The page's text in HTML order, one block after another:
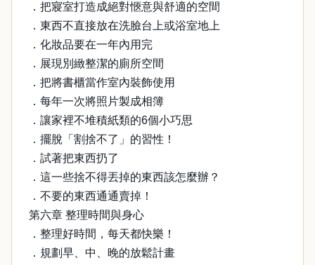
．把寢室打造成絕對愜意與舒適的空間
．東西不直接放在洗臉台上或浴室地上
．化妝品要在一年內用完
．展現別緻整潔的廁所空間
．把將書櫃當作室內裝飾使用
．每年一次將照片製成相簿
．讓家裡不堆積紙類的6個小巧思
．擺脫「割捨不了」的習性！
．試著把東西扔了
．這一些捨不得丟掉的東西該怎麼辦？
．不要的東西通通賣掉！
第六章 整理時間與身心
．整理好時間，每天都快樂！
．規劃早、中、晚的放鬆計畫